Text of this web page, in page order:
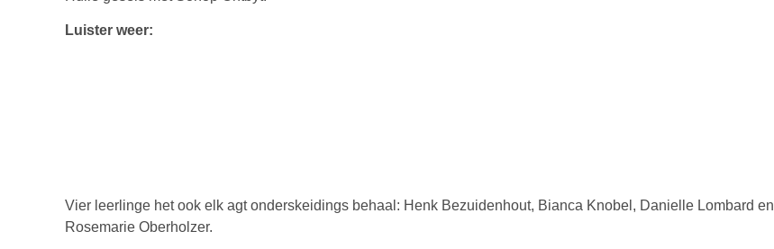
Luister weer:
Vier leerlinge het ook elk agt onderskeidings behaal: Henk Bezuidenhout, Bianca Knobel, Danielle Lombard en
Rosemarie Oberholzer.